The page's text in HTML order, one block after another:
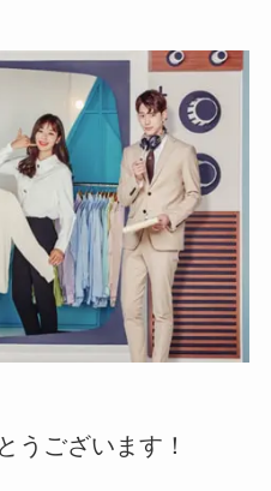
うございます！